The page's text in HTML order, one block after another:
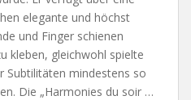
elegante und höchst
und Fin­ger schienen
kleben, gleichwohl spielte
Subti­litäten mindestens so
Die „Harmonies du soir …